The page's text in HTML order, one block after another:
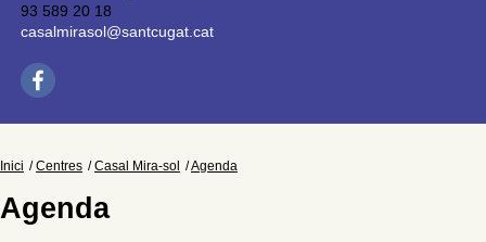
93 589 20 18
casalmirasol@santcugat.cat
Inici Centres Casal Mira-sol Agenda
Agenda